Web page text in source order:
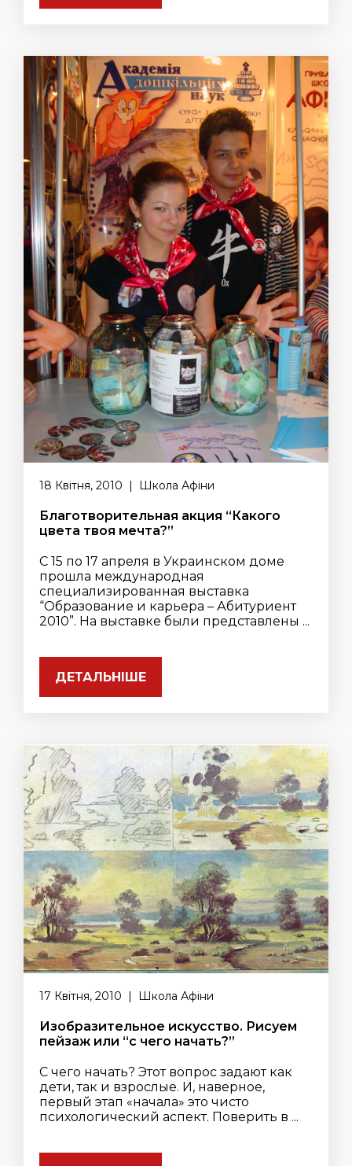
18 Квітня, 2010 | Школа Афіни
Благотворительная акция “Какого
цвета твоя мечта?”
С 15 по 17 апреля в Украинском доме
прошла международная
специализированная выставка
“Образование и карьера – Абитуриент
2010”. На выставке были представлены ...
ДЕТАЛЬНІШЕ
17 Квітня, 2010 | Школа Афіни
Изобразительное искусство. Рисуем
пейзаж или “с чего начать?”
С чего начать? Этот вопрос задают как
дети, так и взрослые. И, наверное,
первый этап «начала» это чисто
психологический аспект. Поверить в ...